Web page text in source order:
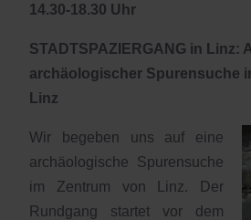
14.30-18.30 Uhr
STADTSPAZIERGANG in Linz:
archäologischer Spurensuche
Linz
Wir begeben uns auf eine
archäologische Spurensuche
im Zentrum von Linz. Der
Rundgang startet vor dem